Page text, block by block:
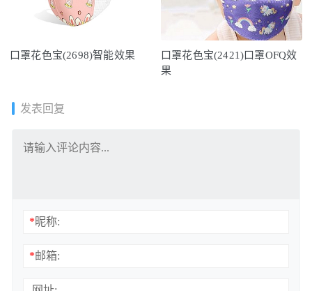
口罩花色宝(2698)智能效果
口罩花色宝(2421)口罩OFQ效
果
发表回复
*昵称:
*邮箱: